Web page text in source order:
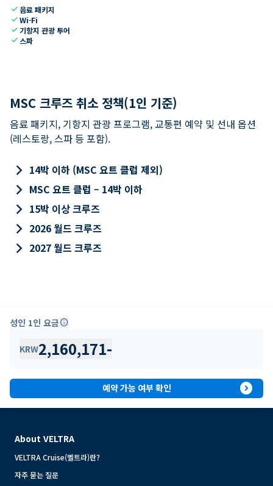
check 음료 패키지
checkWi-Fi
check 기항지 관광 투어
check 스파
MSC 크루즈 취소 정책(1인 기준)
음료 패키지, 기항지 관광 프로그램, 교통편 예약 및 선내 옵션
(레스토랑, 스파 등 포함).
keyboard_arrow_right 14박 이하 (MSC 요트 클럽 제외)
keyboard_arrow_right MSC 요트 클럽 – 14박 이하
keyboard_arrow_right 15박 이상 크루즈
keyboard_arrow_right 2026 월드 크루즈
keyboard_arrow_right 2027 월드 크루즈
성인 1인 요금info
KRW2,160,171-
예약 가능 여부 확인 expand_circle_right
About VELTRA
VELTRA Cruise(벨트라)란?
자주 묻는 질문